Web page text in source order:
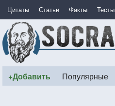
Цитаты Статьи Факты Тесты
+Добавить Популярные